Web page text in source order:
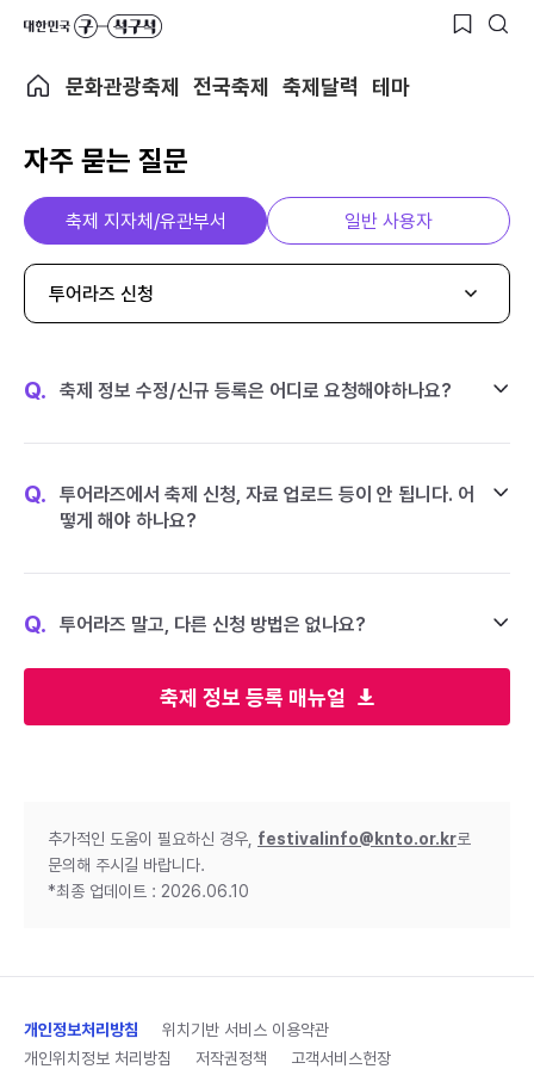
문화관광축제 전국축제 축제달력 테마
자주 묻는 질문
축제 정보 등록 매뉴얼
축제 지자체/유관부서 일반 사용자
투어라즈 신청
Q. 축제 정보 수정/신규 등록은 어디로 요청해야하나요?
Q.
투어라즈에서 축제 신청, 자료 업로드 등이 안 됩니다. 어
떻게 해야 하나요?
Q. 투어라즈 말고, 다른 신청 방법은 없나요?
추가적인 도움이 필요하신 경우, festivalinfo@knto.or.kr로
문의해 주시길 바랍니다.
*최종 업데이트 : 2026.06.10
개인정보처리방침
위치기반 서비스 이용약관
개인위치정보 처리방침
저작권정책 고객서비스헌장